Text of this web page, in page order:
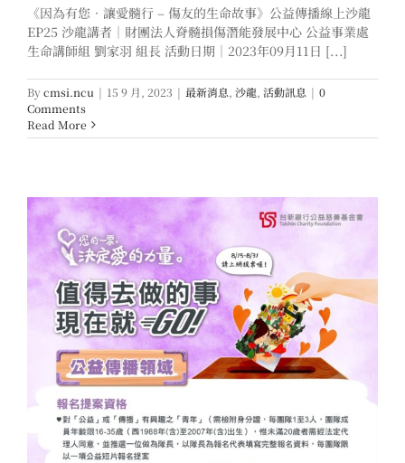
《因為有您．讓愛髓行 – 傷友的生命故事》公益傳播線上沙龍
EP25 沙龍講者｜財團法人脊髓損傷潛能發展中心 公益事業處
生命講師組 劉家羽 組長 活動日期｜2023年09月11日 [...]
Bycmsi.ncu | 15 9 月, 2023 | 最新消息, 沙龍, 活動訊息 | 0
Comments
Read More